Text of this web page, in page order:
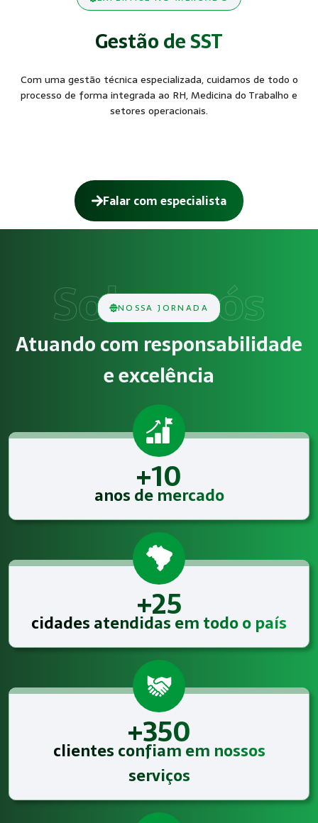
Gestão de SST
Com uma gestão técnica especializada, cuidamos de todo o
processo de forma integrada ao RH, Medicina do Trabalho e
setores operacionais.
Falar com especialista
Como funciona Gestão de SST para o
Obrigatoriedade legal
Empresas que exercem atividades com exposição a riscos
Atendimento especializado
A Megatrab - Engenharia de Segurança do Trabalho
NOSSA JORNADA
Atuando com responsabilidade
e excelência
+10
anos de mercado
+25
cidades atendidas em todo o país
+350
clientes confiam em nossos
serviços